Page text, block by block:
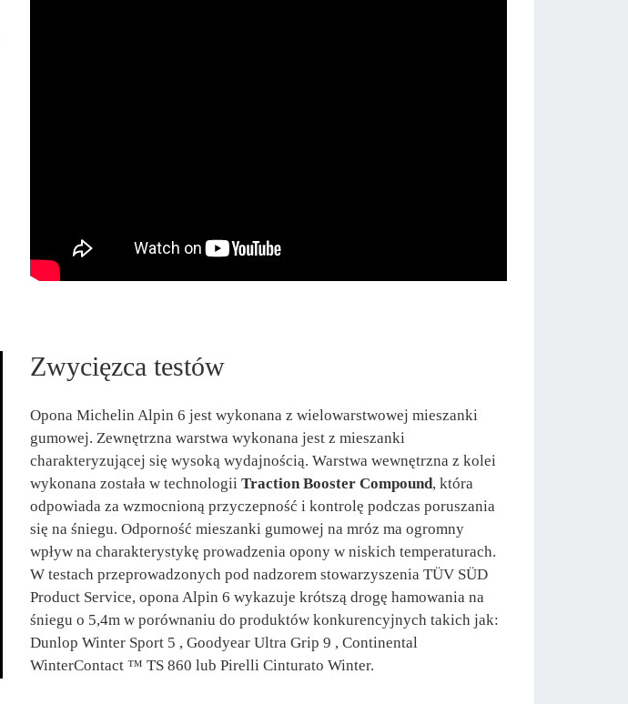
Zwycięzca testów
Opona Michelin Alpin 6 jest wykonana z wielowarstwowej mieszanki
gumowej. Zewnętrzna warstwa wykonana jest z mieszanki
charakteryzującej się wysoką wydajnością. Warstwa wewnętrzna z kolei
wykonana została w technologii Traction Booster Compound, która
odpowiada za wzmocnioną przyczepność i kontrolę podczas poruszania
się na śniegu. Odporność mieszanki gumowej na mróz ma ogromny
wpływ na charakterystykę prowadzenia opony w niskich temperaturach.
W testach przeprowadzonych pod nadzorem stowarzyszenia TÜV SÜD
Product Service, opona Alpin 6 wykazuje krótszą drogę hamowania na
śniegu o 5,4m w porównaniu do produktów konkurencyjnych takich jak:
Dunlop Winter Sport 5 , Goodyear Ultra Grip 9 , Continental
WinterContact ™ TS 860 lub Pirelli Cinturato Winter.